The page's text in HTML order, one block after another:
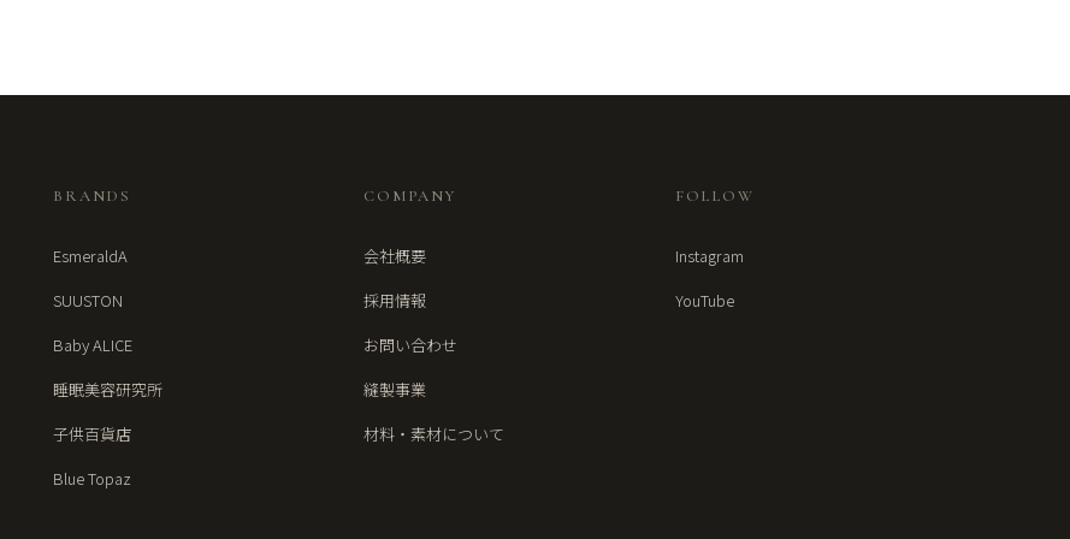
BRANDS
EsmeraldA
SUUSTON
Baby ALICE
睡眠美容研究所
子供百貨店
Blue Topaz
COMPANY
会社概要
採用情報
お問い合わせ
縫製事業
材料・素材について
FOLLOW
Instagram
YouTube